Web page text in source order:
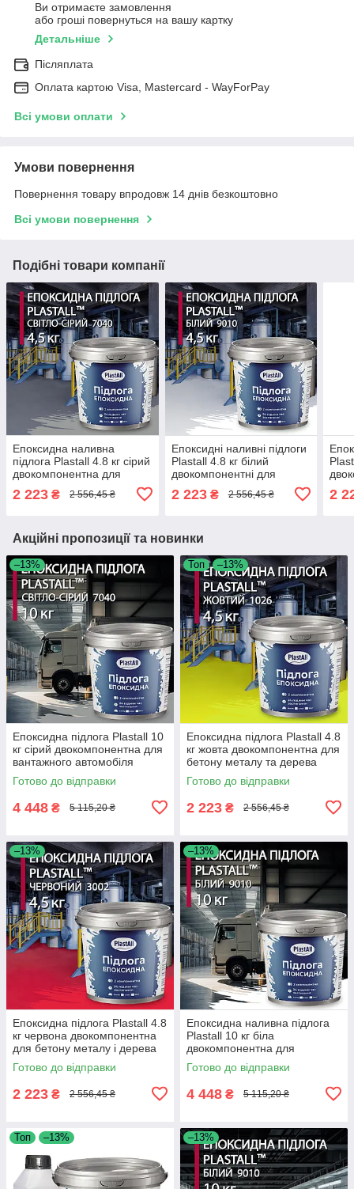
Ви отримаєте замовлення
або гроші повернуться на вашу картку
Детальніше
Післяплата
Оплата картою Visa, Mastercard - WayForPay
Всі умови оплати
Умови повернення
Повернення товару впродовж 14 днів безкоштовно
Всі умови повернення
Подібні товари компанії
Епоксидна наливна
підлога Plastall 4.8 кг сірий
двокомпонентна для
складу гаража зносостійка
2 223 ₴ 2 556,45 ₴
Епоксидні наливні підлоги
Plastall 4.8 кг білий
двокомпонентні для
зносостійкі
2 223₴ 2 556,45 ₴ 2
Акційні пропозиції та новинки
–13%
Епоксидна підлога Plastall 10
кг сірий двокомпонентна для
вантажного автомобіля
зносостійке покриття
Готово до відправки
4 448 ₴ 5 115,20 ₴
Топ –13%
Епоксидна підлога Plastall 4.8
кг жовта двокомпонентна для
бетону металу та дерева
зносостійка
Готово до відправки
2 223 ₴ 2 556,45 ₴
–13%
Епоксидна підлога Plastall 4.8
кг червона двокомпонентна
для бетону металу і дерева
зносостійка
Готово до відправки
2 223 ₴ 2 556,45 ₴
–13%
Епоксидна наливна підлога
Plastall 10 кг біла
двокомпонентна для
фургона рефрижератора
зносостійка
Готово до відправки
4 448 ₴ 5 115,20 ₴
Топ –13% –13%